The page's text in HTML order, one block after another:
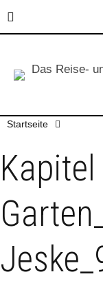
Startseite
Kapitel